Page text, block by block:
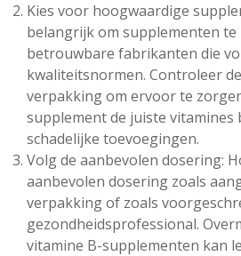
Kies voor hoogwaardige
belangrijk om supplementen te
betrouwbare fabrikanten die
kwaliteitsnormen. Controleer
verpakking om ervoor te
supplement de juiste vitamines
schadelijke toevoegingen.
Volg de aanbevolen dosering:
aanbevolen dosering zoals
verpakking of zoals
gezondheidsprofessional.
vitamine B-supplementen kan